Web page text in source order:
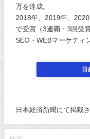
万を達成。
2018年、2019年、
で受賞（3連覇・3回受
SEO・WEBマーケティ
日本経済新聞にて掲載